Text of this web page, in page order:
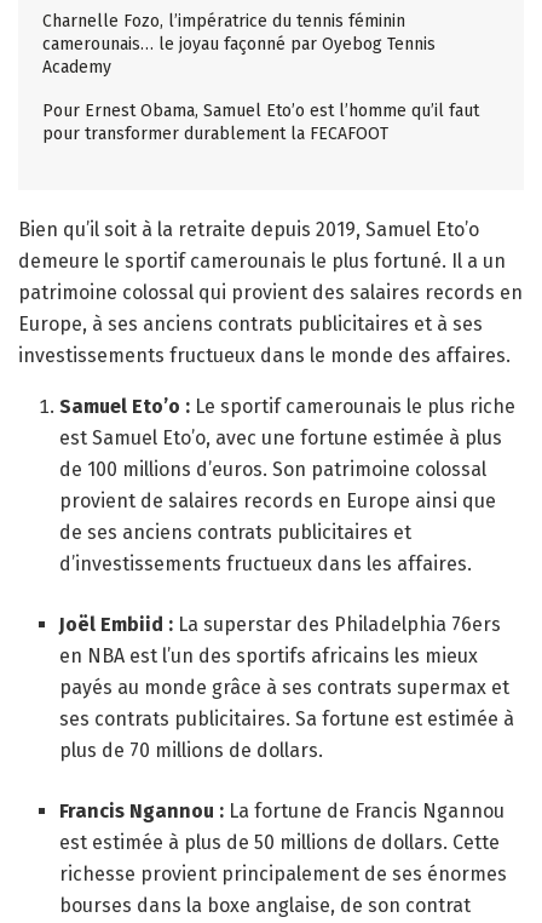
Charnelle Fozo, l’impératrice du tennis féminin
camerounais… le joyau façonné par Oyebog Tennis
Academy
Pour Ernest Obama, Samuel Eto’o est l’homme qu’il faut
pour transformer durablement la FECAFOOT
Bien qu’il soit à la retraite depuis 2019, Samuel Eto’o
demeure le sportif camerounais le plus fortuné. Il a un
patrimoine colossal qui provient des salaires records en
Europe, à ses anciens contrats publicitaires et à ses
investissements fructueux dans le monde des affaires.
Samuel Eto’o : Le sportif camerounais le plus riche
est Samuel Eto’o, avec une fortune estimée à plus
de 100 millions d’euros. Son patrimoine colossal
provient de salaires records en Europe ainsi que
de ses anciens contrats publicitaires et
d’investissements fructueux dans les affaires.
Joël Embiid : La superstar des Philadelphia 76ers
en NBA est l’un des sportifs africains les mieux
payés au monde grâce à ses contrats supermax et
ses contrats publicitaires. Sa fortune est estimée à
plus de 70 millions de dollars.
Francis Ngannou : La fortune de Francis Ngannou
est estimée à plus de 50 millions de dollars. Cette
richesse provient principalement de ses énormes
bourses dans la boxe anglaise, de son contrat